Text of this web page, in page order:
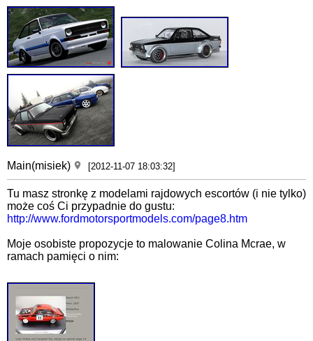
Main(misiek) [2012-11-07 18:03:32]
Tu masz stronkę z modelami rajdowych escortów (i nie tylko)
może coś Ci przypadnie do gustu:
http://www.fordmotorsportmodels.com/page8.htm
Moje osobiste propozycje to malowanie Colina Mcrae, w
ramach pamięci o nim: